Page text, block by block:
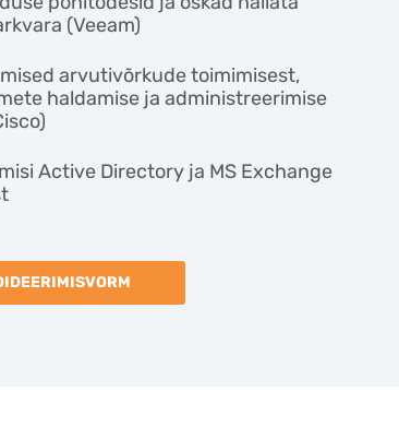
(Veeam)
arvutivõrkude toimimisest,
haldamise ja administreerimise
Active Directory ja MS Exchange